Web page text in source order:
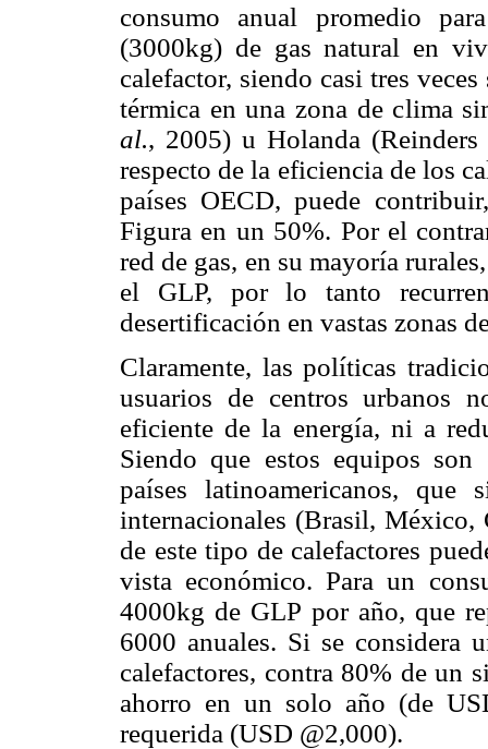
consumo anual promedio
(3000kg) de gas natural en
calefactor, siendo casi tres
térmica en una zona de clima
al., 2005) u Holanda (Reinders
respecto de la eficiencia de los
países OECD, puede
Figura en un 50%. Por el
red de gas, en su mayoría
el GLP, por lo tanto
desertificación en vastas zonas
Claramente, las políticas
usuarios de centros urbanos
eficiente de la energía, ni a
Siendo que estos equipos son
países latinoamericanos,
internacionales (Brasil,
de este tipo de calefactores
vista económico. Para un
4000kg de GLP por año, que
6000 anuales. Si se considera
calefactores, contra 80% de un
ahorro en un solo año (de
requerida (USD @2,000).